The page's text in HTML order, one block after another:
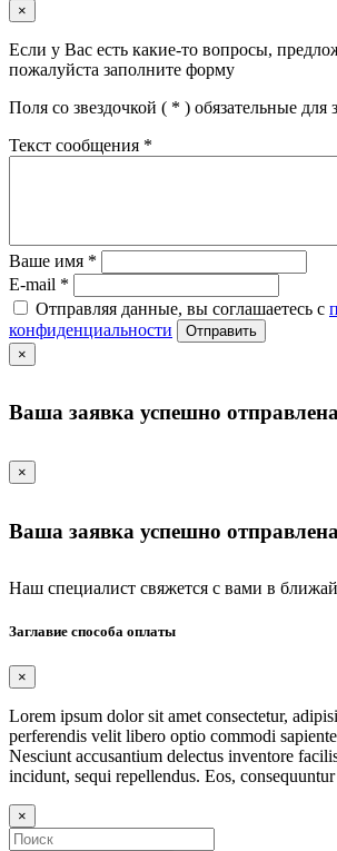
×
Если у Вас есть какие-то вопросы,
пожалуйста заполните форму
Поля со звездочкой ( * ) обязательные для
Текст сообщения *
Ваше имя *
E-mail *
Отправляя данные, вы соглашаетесь с
конфиденциальности
Отправить
×
Ваша заявка успешно
×
Ваша заявка успешно
Наш специалист свяжется с вами в
Заглавие способа оплаты
×
Lorem ipsum dolor sit amet consectetur,
perferendis velit libero optio commodi
Nesciunt accusantium delectus inventore
incidunt, sequi repellendus. Eos,
×